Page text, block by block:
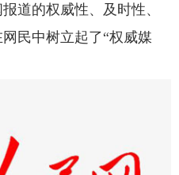
道的权威性、及时性、
民中树立起了“权威媒